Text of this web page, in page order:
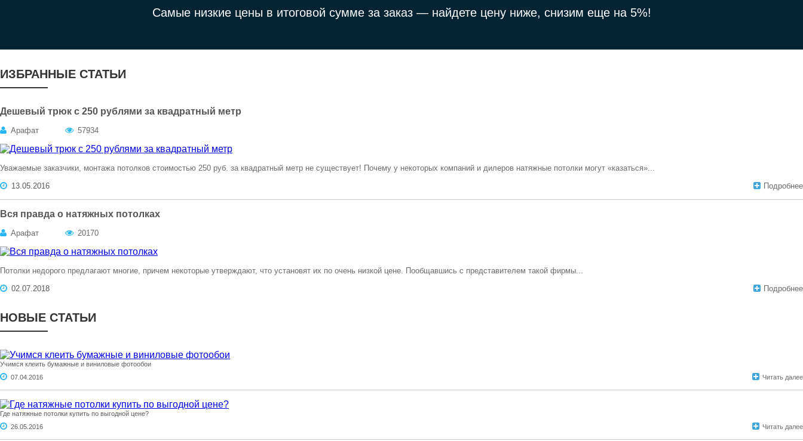
Самые низкие цены в итоговой сумме за заказ — найдете цену ниже, снизим еще на 5%!
ИЗБРАННЫЕ СТАТЬИ
Дешевый трюк с 250 рублями за квадратный метр
Арафат 57934
Уважаемые заказчики, монтажа потолков стоимостью 250 руб. за квадратный метр не существует! Почему у некоторых компаний и дилеров натяжные потолки могут «казаться»...
13.05.2016
Подробнее
Вся правда о натяжных потолках
Арафат 20170
Потолки недорого предлагают многие, причем некоторые утверждают, что установят их по очень низкой цене. Пообщавшись с представителем такой фирмы...
02.07.2018
Подробнее
НОВЫЕ СТАТЬИ
Учимся клеить бумажные и виниловые фотообои
07.04.2016
Читать далее
Где натяжные потолки купить по выгодной цене?
26.05.2016
Читать далее